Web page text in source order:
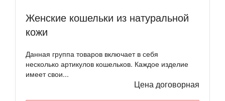
Женские кошельки из натуральной
кожи
Данная группа товаров включает в себя
несколько артикулов кошельков. Каждое изделие
имеет свои...
Цена договорная